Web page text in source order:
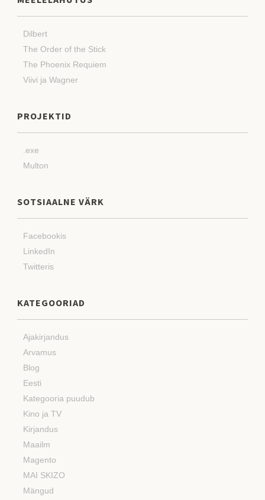
Dilbert
The Order of the Stick
The Phoenix Requiem
Viivi ja Wagner
PROJEKTID
.exe
Multon
SOTSIAALNE VÄRK
Facebookis
LinkedIn
Twitteris
KATEGOORIAD
Ajakirjandus
Arvamus
Blog
Eesti
Kategooria puudub
Kino ja TV
Kirjandus
Maailm
Magento
MAI SKIZO
Mängud